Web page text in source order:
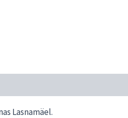
Lasnamäel.